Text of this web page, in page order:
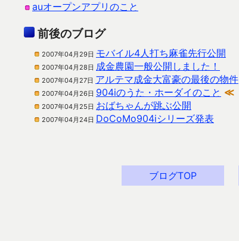
auオープンアプリのこと
前後のブログ
2007年04月29日 モバイル4人打ち麻雀先行公開
2007年04月28日 成金農園一般公開しました！
2007年04月27日 アルテマ成金大富豪の最後の物件
2007年04月26日 904iのうた・ホーダイのこと ≪
2007年04月25日 おばちゃんが跳ぶ公開
2007年04月24日 DoCoMo904iシリーズ発表
ブログTOP